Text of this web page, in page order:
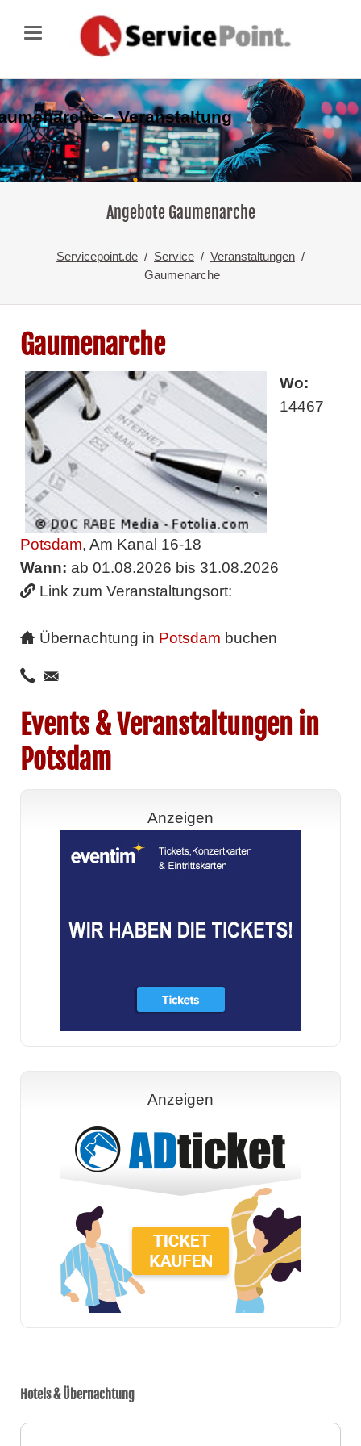
– Veranstaltung
Angebote Gaumenarche
Servicepoint.de Service
Veranstaltungen
Gaumenarche
Gaumenarche
Wo:
14467
Potsdam, Am Kanal 16-18
Wann: ab 01.08.2026 bis 31.08.2026
Link zum Veranstaltungsort:
Übernachtung in Potsdam buchen
Events & Veranstaltungen in
Potsdam
Anzeigen
Anzeigen
Hotels & Übernachtung